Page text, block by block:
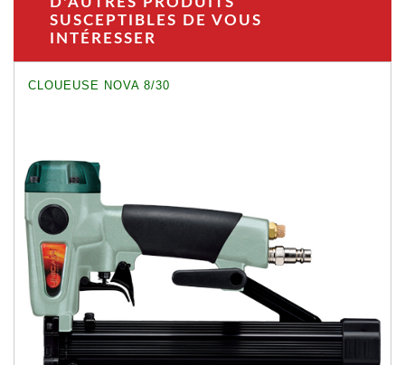
SUSCEPTIBLES DE VOUS
INTÉRESSER
CLOUEUSE NOVA 8/30